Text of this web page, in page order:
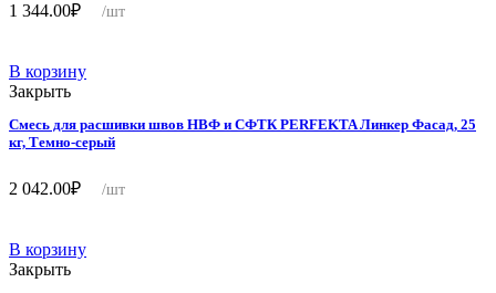
1 344.00₽ /шт
В корзину
Закрыть
Смесь для расшивки швов НВФ и СФТК PERFEKTA Линкер Фасад, 25
кг, Темно-серый
2 042.00₽ /шт
В корзину
Закрыть